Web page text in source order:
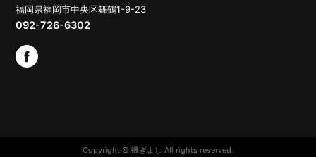
福岡県福岡市中央区舞鶴1-9-23
092-726-6302
Copyright © 磯ぎよし All rights reserved.